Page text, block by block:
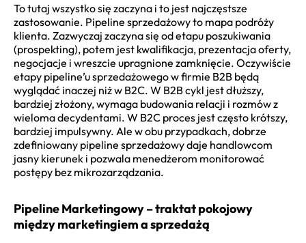
To tutaj wszystko się zaczyna i to jest najczęstsze
zastosowanie. Pipeline sprzedażowy to mapa podróży
klienta. Zazwyczaj zaczyna się od etapu poszukiwania
(prospekting), potem jest kwalifikacja, prezentacja oferty,
negocjacje i wreszcie upragnione zamknięcie. Oczywiście
etapy pipeline’u sprzedażowego w firmie B2B będą
wyglądać inaczej niż w B2C. W B2B cykl jest dłuższy,
bardziej złożony, wymaga budowania relacji i rozmów z
wieloma decydentami. W B2C proces jest często krótszy,
bardziej impulsywny. Ale w obu przypadkach, dobrze
zdefiniowany pipeline sprzedażowy daje handlowcom
jasny kierunek i pozwala menedżerom monitorować
postępy bez mikrozarządzania.
Pipeline Marketingowy – traktat pokojowy
między marketingiem a sprzedażą